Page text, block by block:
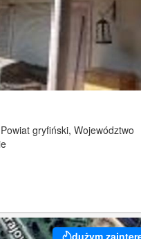
gryfiński, Województwo
dużym